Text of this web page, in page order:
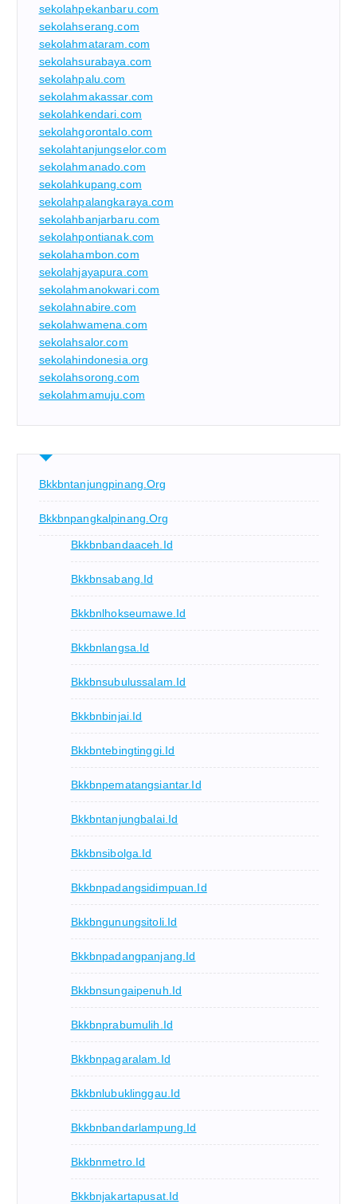
sekolahpekanbaru.com
sekolahserang.com
sekolahmataram.com
sekolahsurabaya.com
sekolahpalu.com
sekolahmakassar.com
sekolahkendari.com
sekolahgorontalo.com
sekolahtanjungselor.com
sekolahmanado.com
sekolahkupang.com
sekolahpalangkaraya.com
sekolahbanjarbaru.com
sekolahpontianak.com
sekolahambon.com
sekolahjayapura.com
sekolahmanokwari.com
sekolahnabire.com
sekolahwamena.com
sekolahsalor.com
sekolahindonesia.org
sekolahsorong.com
sekolahmamuju.com
Bkkbntanjungpinang.org
Bkkbnpangkalpinang.org
Bkkbnbandaaceh.id
Bkkbnsabang.id
Bkkbnlhokseumawe.id
Bkkbnlangsa.id
Bkkbnsubulussalam.id
Bkkbnbinjai.id
Bkkbntebingtinggi.id
Bkkbnpematangsiantar.id
Bkkbntanjungbalai.id
Bkkbnsibolga.id
Bkkbnpadangsidimpuan.id
Bkkbngunungsitoli.id
Bkkbnpadangpanjang.id
Bkkbnsungaipenuh.id
Bkkbnprabumulih.id
Bkkbnpagaralam.id
Bkkbnlubuklinggau.id
Bkkbnbandarlampung.id
Bkkbnmetro.id
Bkkbnjakartapusat.id